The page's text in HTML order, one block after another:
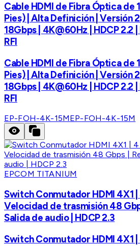
Cable HDMI de Fibra Óptica de
Pies) | Alta Definición | Versión
18Gbps | 4K@60Hz | HDCP 2.2
RFI
Cable HDMI de Fibra Óptica de
Pies) | Alta Definición | Versión
18Gbps | 4K@60Hz | HDCP 2.2
RFI
EP-FOH-4K-15MEP-FOH-4K-15M
EPCOM TITANIUM
Switch Conmutador HDMI 4X1 |
Velocidad de trasmisión 48
Salida de audio | HDCP 2.3
Switch Conmutador HDMI 4X1 |